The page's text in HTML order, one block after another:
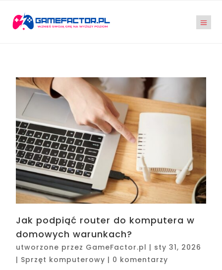
Jak podpiąć router do komputera w
domowych warunkach?
utworzone przez GameFactor.pl | sty 31, 2026
| Sprzęt komputerowy | 0 komentarzy